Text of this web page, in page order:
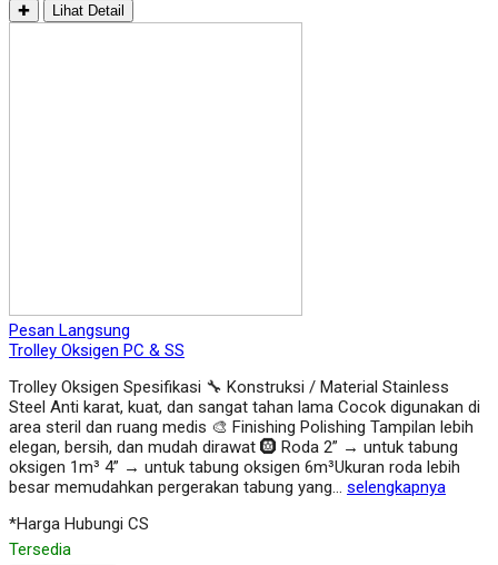
✚ Lihat Detail
Pesan Langsung
Trolley Oksigen PC & SS
Trolley Oksigen Spesifikasi 🔧 Konstruksi / Material Stainless
Steel Anti karat, kuat, dan sangat tahan lama Cocok digunakan di
area steril dan ruang medis 🎨 Finishing Polishing Tampilan lebih
elegan, bersih, dan mudah dirawat 🛞 Roda 2” → untuk tabung
oksigen 1m³ 4” → untuk tabung oksigen 6m³Ukuran roda lebih
besar memudahkan pergerakan tabung yang… selengkapnya
*Harga Hubungi CS
Tersedia